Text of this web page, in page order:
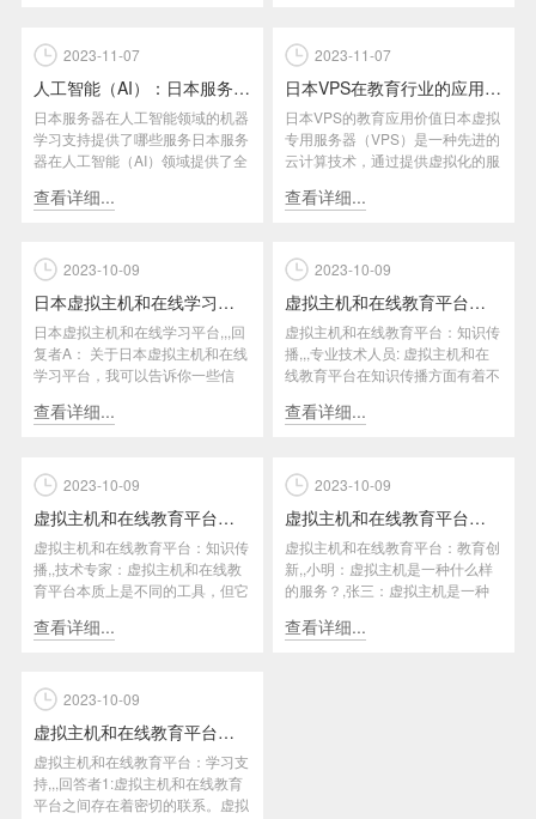
2023-11-07
人工智能（AI）：日本服务器的机器学习支持
日本服务器在人工智能领域的机器
学习支持提供了哪些服务日本服务
器在人工智能（AI）领域提供了全
查看详细...
2023-11-07
日本VPS在教育行业的应用及价值
日本VPS的教育应用价值日本虚拟
专用服务器（VPS）是一种先进的
云计算技术，通过提供虚拟化的服
查看详细...
2023-10-09
日本虚拟主机和在线学习平台
日本虚拟主机和在线学习平台,,,回
复者A： 关于日本虚拟主机和在线
学习平台，我可以告诉你一些信
查看详细...
2023-10-09
虚拟主机和在线教育平台：知识传播
虚拟主机和在线教育平台：知识传
播,,,专业技术人员: 虚拟主机和在
线教育平台在知识传播方面有着不
查看详细...
2023-10-09
虚拟主机和在线教育平台：知识传播
虚拟主机和在线教育平台：知识传
播,,技术专家：虚拟主机和在线教
育平台本质上是不同的工具，但它
查看详细...
2023-10-09
虚拟主机和在线教育平台：教育创新
虚拟主机和在线教育平台：教育创
新,,小明：虚拟主机是一种什么样
的服务？,张三：虚拟主机是一种
查看详细...
2023-10-09
虚拟主机和在线教育平台：学习支持
虚拟主机和在线教育平台：学习支
持,,,回答者1:虚拟主机和在线教育
平台之间存在着密切的联系。虚拟